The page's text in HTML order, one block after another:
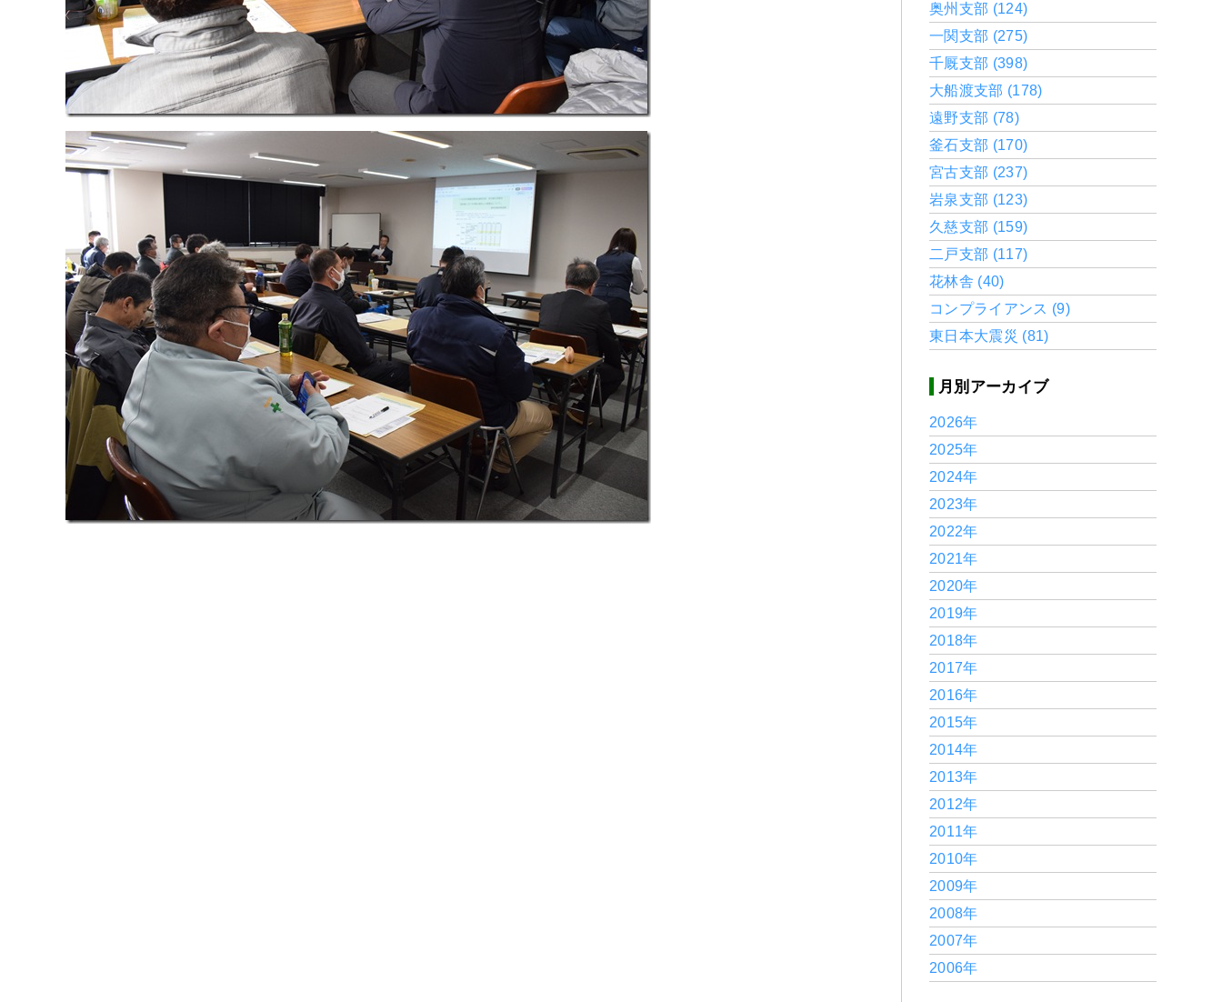
奥州支部 (124)
一関支部 (275)
千厩支部 (398)
大船渡支部 (178)
遠野支部 (78)
釜石支部 (170)
宮古支部 (237)
岩泉支部 (123)
久慈支部 (159)
二戸支部 (117)
花林舎 (40)
コンプライアンス (9)
東日本大震災 (81)
月別アーカイブ
2026年
2025年
2024年
2023年
2022年
2021年
2020年
2019年
2018年
2017年
2016年
2015年
2014年
2013年
2012年
2011年
2010年
2009年
2008年
2007年
2006年